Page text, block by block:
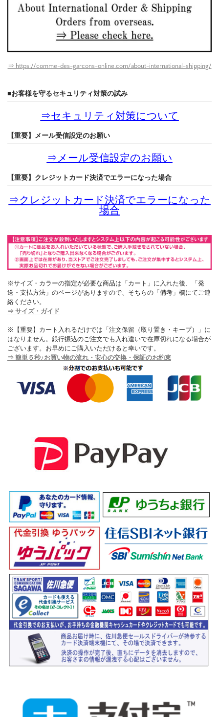
⇒ https://comme-des-garcons-online.com/about-international-shipping/
■お客様を守るセキュリティ対策の試み
⇒セキュリティ対策について
【重要】メール受信設定のお願い
⇒メール受信設定のお願い
【重要】クレジットカード決済でエラーになった場合
⇒クレジットカード決済でエラーになった
場合
※サイズ・カラーの指定が必要な商品は「カート」に入れた後、「発
送・支払方法」のページがありますので、そちらの「備考」欄にてご連
絡ください。
⇒ サイズ・ガイド
※【重要】カート入れるだけでは「注文保留（取り置き・キープ）」に
はなりません。銀行振込のご注文でも入れ違いで在庫切れになる場合が
ございます。お早めにご購入いただけると幸いです。
⇒ 簡単５秒♪お買い物の流れ・安心の交換・保証のお約束